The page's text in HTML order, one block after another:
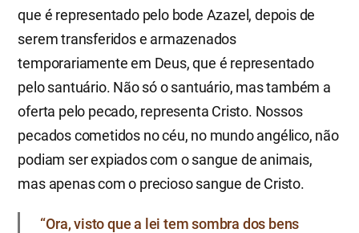
que é representado pelo bode Azazel, depois de
serem transferidos e armazenados
temporariamente em Deus, que é representado
pelo santuário. Não só o santuário, mas também a
oferta pelo pecado, representa Cristo. Nossos
pecados cometidos no céu, no mundo angélico, não
podiam ser expiados com o sangue de animais,
mas apenas com o precioso sangue de Cristo.
“Ora, visto que a lei tem sombra dos bens